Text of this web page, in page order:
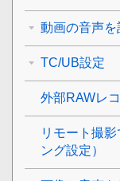
動画の音声を
TC/UB設定
外部RAWレ
リモート撮
ング設定）